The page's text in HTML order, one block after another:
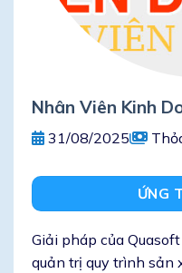
Nhân Viên Kinh
31/08/2025
ỨNG
Giải pháp của
quản trị quy trình sản